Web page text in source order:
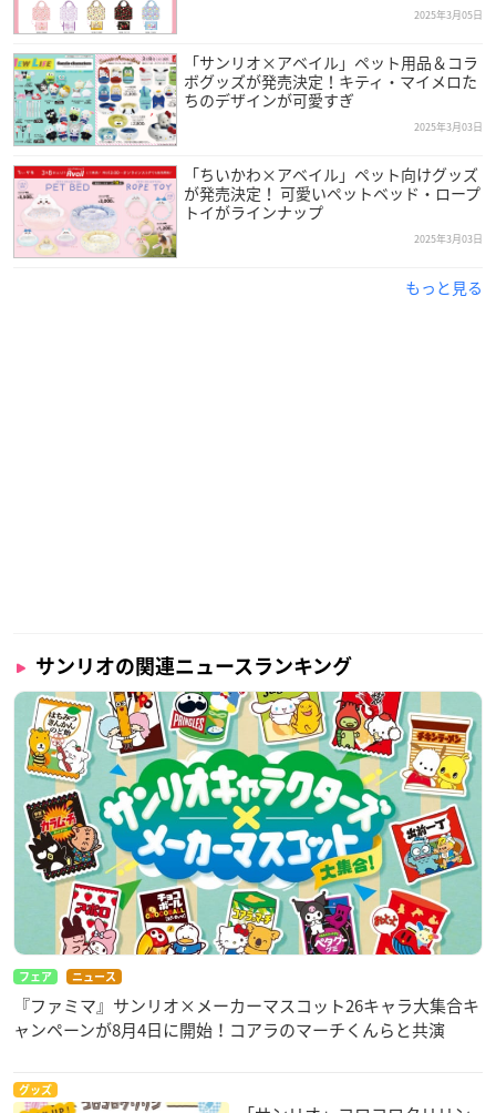
2025年3月05日
「サンリオ×アベイル」ペット用品＆コラ
ボグッズが発売決定！キティ・マイメロた
ちのデザインが可愛すぎ
2025年3月03日
「ちいかわ×アベイル」ペット向けグッズ
が発売決定！ 可愛いペットベッド・ロープ
トイがラインナップ
2025年3月03日
もっと見る
サンリオの関連ニュースランキング
フェア ニュース
『ファミマ』サンリオ×メーカーマスコット26キャラ大集合キ
ャンペーンが8月4日に開始！コアラのマーチくんらと共演
グッズ